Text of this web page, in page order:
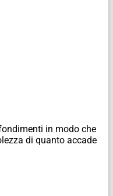
in modo che
di quanto accade